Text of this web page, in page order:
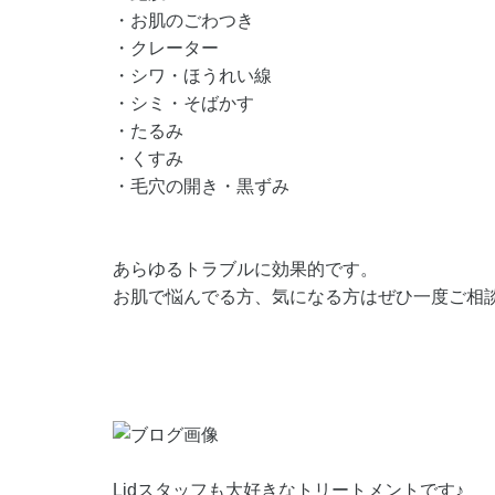
・お肌のごわつき
・クレーター
・シワ・ほうれい線
・シミ・そばかす
・たるみ
・くすみ
・毛穴の開き・黒ずみ
あらゆるトラブルに効果的です。
お肌で悩んでる方、気になる方はぜひ一度ご相
Lidスタッフも大好きなトリートメントです♪